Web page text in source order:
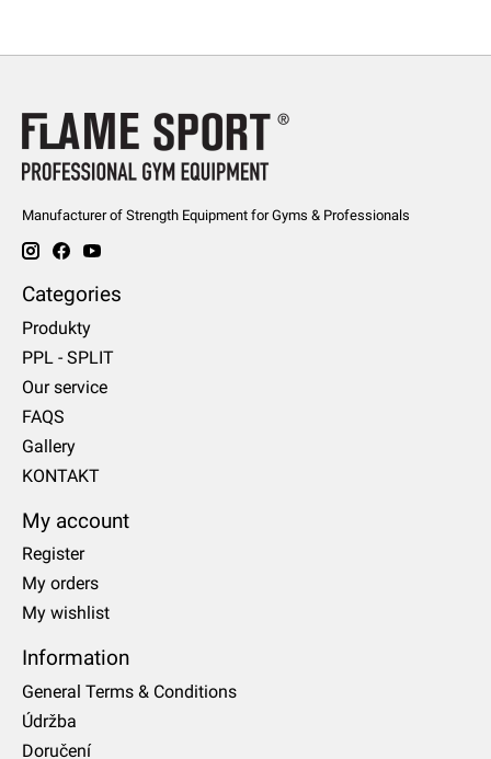
Manufacturer of Strength Equipment for Gyms & Professionals
Categories
Produkty
PPL - SPLIT
Our service
FAQS
Gallery
KONTAKT
My account
Register
My orders
My wishlist
Information
General Terms & Conditions
Údržba
Doručení